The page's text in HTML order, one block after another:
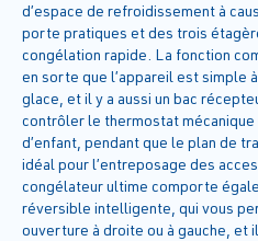
d’espace de refroidissement à
porte pratiques et des trois
congélation rapide. La fonction
en sorte que l’appareil est simple
glace, et il y a aussi un bac
contrôler le thermostat
d’enfant, pendant que le plan de
idéal pour l’entreposage des
congélateur ultime comporte
réversible intelligente, qui vous
ouverture à droite ou à gauche, et